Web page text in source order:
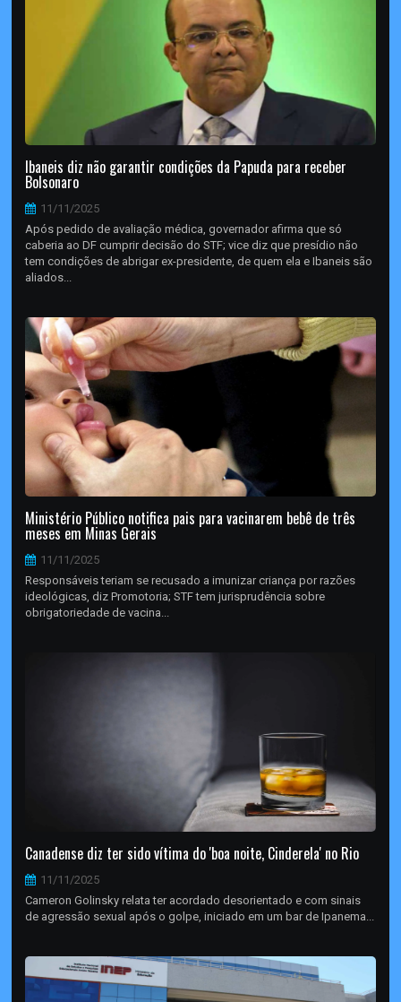
Ibaneis diz não garantir condições da Papuda para receber
Bolsonaro
11/11/2025
Após pedido de avaliação médica, governador afirma que só
caberia ao DF cumprir decisão do STF; vice diz que presídio não
tem condições de abrigar ex-presidente, de quem ela e Ibaneis são
aliados...
Ministério Público notifica pais para vacinarem bebê de três
meses em Minas Gerais
11/11/2025
Responsáveis teriam se recusado a imunizar criança por razões
ideológicas, diz Promotoria; STF tem jurisprudência sobre
obrigatoriedade de vacina...
Canadense diz ter sido vítima do 'boa noite, Cinderela' no Rio
11/11/2025
Cameron Golinsky relata ter acordado desorientado e com sinais
de agressão sexual após o golpe, iniciado em um bar de Ipanema...